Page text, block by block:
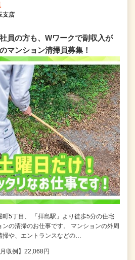
支店
員の方も、Wワークで副収入が
マンション清掃員募集！
町5丁目、 「拝島駅」より徒歩5分の住宅
ンの清掃のお仕事です。 マンションの外周
掃や、エントランスなどの…
収例】22,068円